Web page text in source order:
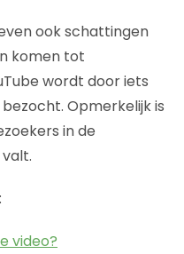
ook schattingen
komen tot
wordt door iets
Opmerkelijk is
in de
video?